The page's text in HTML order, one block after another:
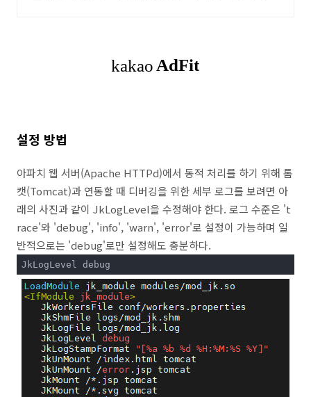
설정 방법
아파치 웹 서버(Apache HTTPd)에서 동적 처리를 하기 위해 톰
캣(Tomcat)과 연동할 때 디버깅을 위한 세부 로그를 보려면 아
래의 사진과 같이 JkLogLevel을 수정해야 한다. 로그 수준은 't
race'와 'debug', 'info', 'warn', 'error'로 설정이 가능하며 일
반적으로는 'debug'로만 설정해도 충분하다.
JkLogLevel debug